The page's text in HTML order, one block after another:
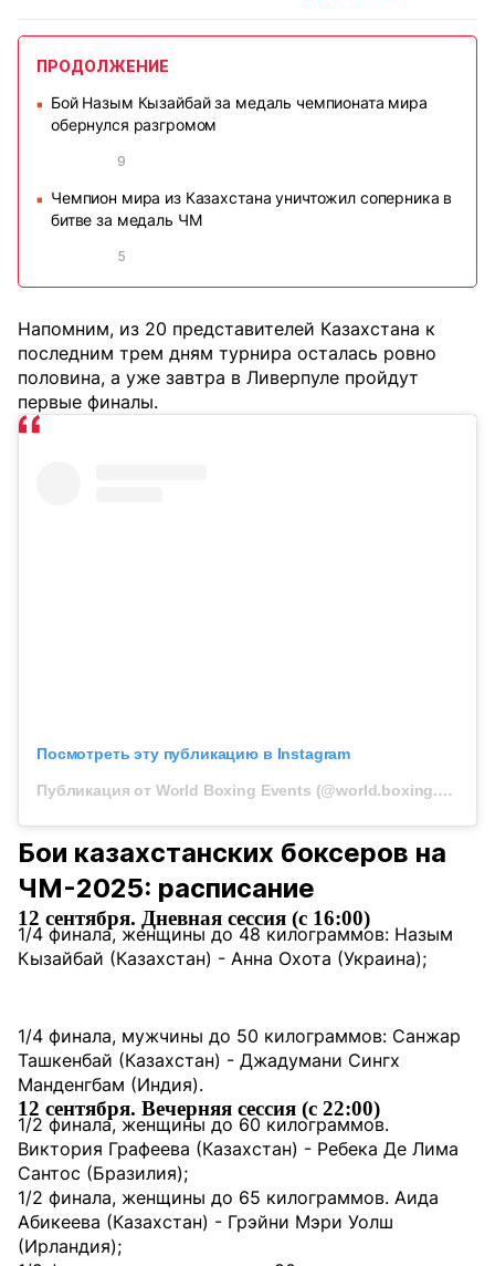
ПРОДОЛЖЕНИЕ
■
Бой Назым Кызайбай за медаль чемпионата мира
обернулся разгромом
9
■
Чемпион мира из Казахстана уничтожил соперника в
битве за медаль ЧМ
5
Напомним, из 20 представителей Казахстана к
последним трем дням турнира осталась ровно
половина, а уже завтра в Ливерпуле пройдут
первые финалы.
Посмотреть эту публикацию в Instagram
Публикация от World Boxing Events (@world.boxing.events)
Бои казахстанских боксеров на
ЧМ-2025: расписание
12 сентября. Дневная сессия (с 16:00)
1/4 финала, женщины до 48 килограммов: Назым
Кызайбай (Казахстан) - Анна Охота (Украина);
1/4 финала, мужчины до 50 килограммов: Санжар
Ташкенбай (Казахстан) - Джадумани Сингх
Манденгбам (Индия).
12 сентября. Вечерняя сессия (с 22:00)
1/2 финала, женщины до 60 килограммов.
Виктория Графеева (Казахстан) - Ребека Де Лима
Сантос (Бразилия);
1/2 финала, женщины до 65 килограммов. Аида
Абикеева (Казахстан) - Грэйни Мэри Уолш
(Ирландия);